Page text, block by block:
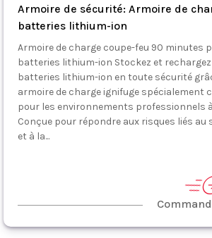
Armoire de sécurité: Armoire de
batteries lithium-ion
Armoire de charge coupe-feu 90 minutes
batteries lithium-ion Stockez et
batteries lithium-ion en toute sécurité
armoire de charge ignifuge spécialement
pour les environnements professionnels
Conçue pour répondre aux risques liés au
et à la...